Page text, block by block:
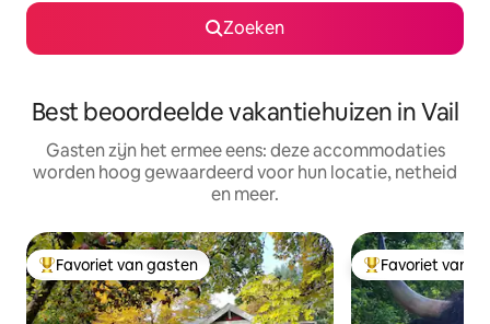
Zoeken
Best beoordeelde vakantiehuizen in Vail
Gasten zijn het ermee eens: deze accommodaties
worden hoog gewaardeerd voor hun locatie, netheid
en meer.
Topfavoriet van gasten
Favoriet van gasten Topfavoriet van
Favoriet van